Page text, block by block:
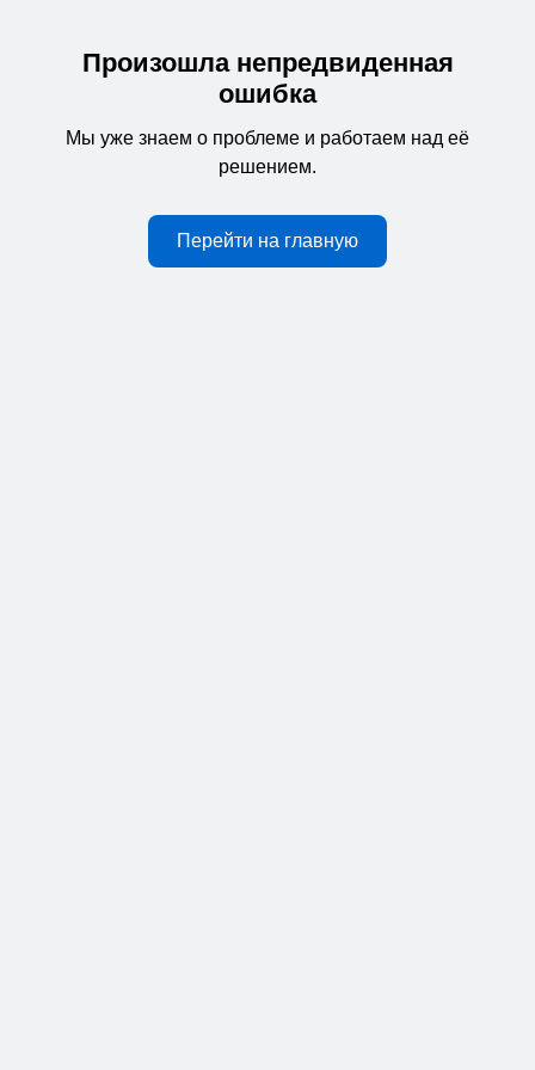
Произошла непредвиденная
ошибка
Мы уже знаем о проблеме и работаем над её
решением.
Перейти на главную